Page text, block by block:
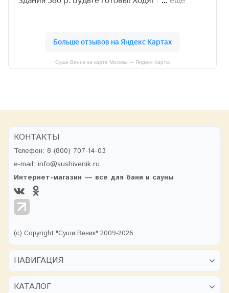
Суши Веник на карте Москвы — Яндекс Карты
КОНТАКТЫ
Телефон: 8 (800) 707-14-03
e-mail: info@sushivenik.ru
Интернет-магазин — все для бани и сауны
(с) Copyright "Суши Веник" 2009-2026
НАВИГАЦИЯ
КАТАЛОГ